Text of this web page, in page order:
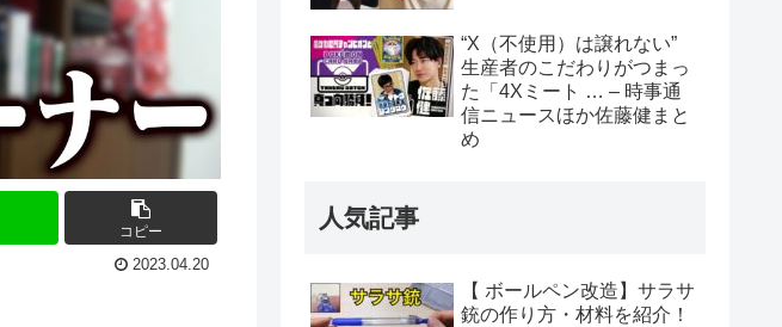
コピー
2023.04.20
“X（不使用）は譲れない”
生産者のこだわりがつまっ
た「4Xミート … – 時事通
信ニュースほか佐藤健まと
め
人気記事
【 ボールペン改造】サラサ
銃の作り方・材料を紹介！